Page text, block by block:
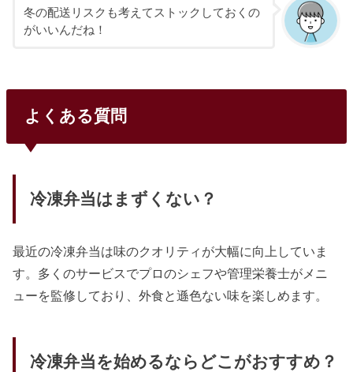
冬の配送リスクも考えてストックしておくの
がいいんだね！
よくある質問
冷凍弁当はまずくない？
最近の冷凍弁当は味のクオリティが大幅に向上していま
す。多くのサービスでプロのシェフや管理栄養士がメニ
ューを監修しており、外食と遜色ない味を楽しめます。
冷凍弁当を始めるならどこがおすすめ？